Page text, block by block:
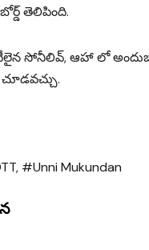
తెలిపింది.
సోనీలివ్, ఆహా లో
, #Unni Mukundan